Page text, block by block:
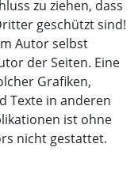
zu ziehen, dass
geschützt sind!
Autor selbst
der Seiten. Eine
Grafiken,
Texte in anderen
ist ohne
nicht gestattet.